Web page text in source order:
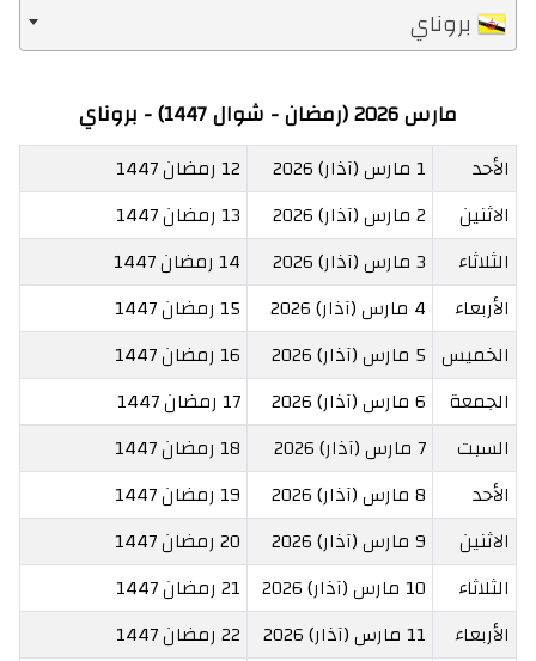
بروناي
مارس 2026 (رمضان - شوال 1447) - بروناي
الأحد 1 مارس (آذار) 2026
12 رمضان 1447
الاثنين
2 مارس (آذار) 2026
13 رمضان 1447
الثلاثاء
3 مارس (آذار) 2026
14 رمضان 1447
الأربعاء
4 مارس (آذار) 2026
15 رمضان 1447
الخميس 5 مارس (آذار) 2026
16 رمضان 1447
الجمعة
6 مارس (آذار) 2026
17 رمضان 1447
السبت
7 مارس (آذار) 2026
18 رمضان 1447
الأحد
8 مارس (آذار) 2026
19 رمضان 1447
الاثنين
9 مارس (آذار) 2026
20 رمضان 1447
الثلاثاء
10 مارس (آذار) 2026
21 رمضان 1447
الأربعاء
11 مارس (آذار) 2026
22 رمضان 1447